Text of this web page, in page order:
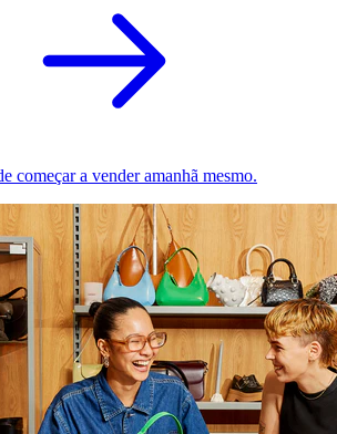
começar a vender amanhã mesmo.